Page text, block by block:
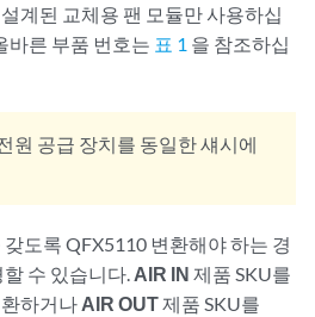
계된 교체용 팬 모듈만 사용하십
바른 부품 번호는 표 1 을 참조하십
원 공급 장치를 동일한 섀시에
도록 QFX5110 변환해야 하는 경
수 있습니다. AIR IN 제품 SKU를
하거나 AIR OUT제품 SKU를